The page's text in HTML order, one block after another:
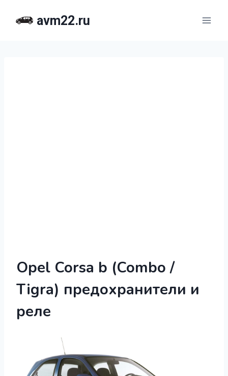
avm22.ru
Opel Corsa b (Combo /
Tigra) предохранители и
реле